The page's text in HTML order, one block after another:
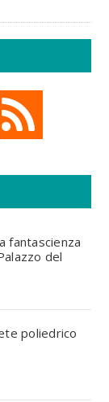
fantascienza
del
poliedrico